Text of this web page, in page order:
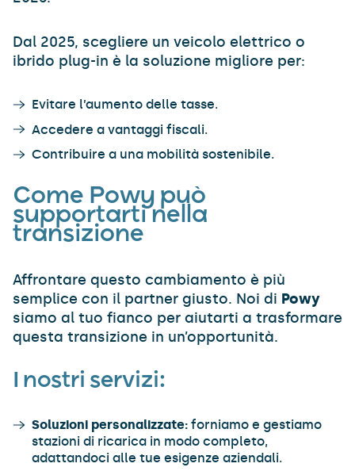
Dal 2025, scegliere un veicolo elettrico o
ibrido plug-in è la soluzione migliore per:
Evitare l’aumento delle tasse.
Accedere a vantaggi fiscali.
Contribuire a una mobilità sostenibile.
Come Powy può
supportarti nella
transizione
Affrontare questo cambiamento è più
semplice con il partner giusto. Noi di Powy
siamo al tuo fianco per aiutarti a trasformare
questa transizione in un’opportunità.
I nostri servizi:
Soluzioni personalizzate: forniamo e gestiamo
stazioni di ricarica in modo completo,
adattandoci alle tue esigenze aziendali.